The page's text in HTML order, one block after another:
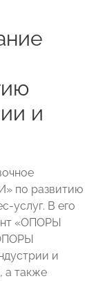
и
по развитию
услуг. В его
«ОПОРЫ
и
, а также